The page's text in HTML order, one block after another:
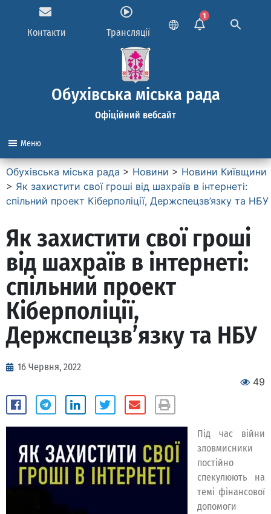
Контакти Трансляції
1
Обухівська міська рада
Офіційний вебсайт
Меню
Обухівська міська рада > Новини > Новини Київщини
> Як захистити свої гроші від шахраїв в інтернеті:
спільний проект Кіберполіції, Держспецзв’язку та НБУ
Як захистити свої гроші
від шахраїв в інтернеті:
спільний проект
Кіберполіції,
Держспецзв’язку та НБУ
16 Червня, 2022
49
Під час війни
зловмисники
постійно
спекулюють на
темі фінансової
допомоги